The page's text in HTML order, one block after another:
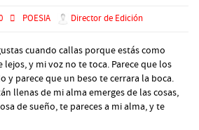
POESIA Director de Edición
cuando callas porque estás como
lejos, y mi voz no te toca. Parece que los
y parece que un beso te cerrara la boca.
llenas de mi alma emerges de las cosas,
de sueño, te pareces a mi alma, y te